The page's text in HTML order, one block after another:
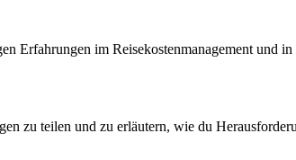
Erfahrungen im Reisekostenmanagement und
zu teilen und zu erläutern, wie du